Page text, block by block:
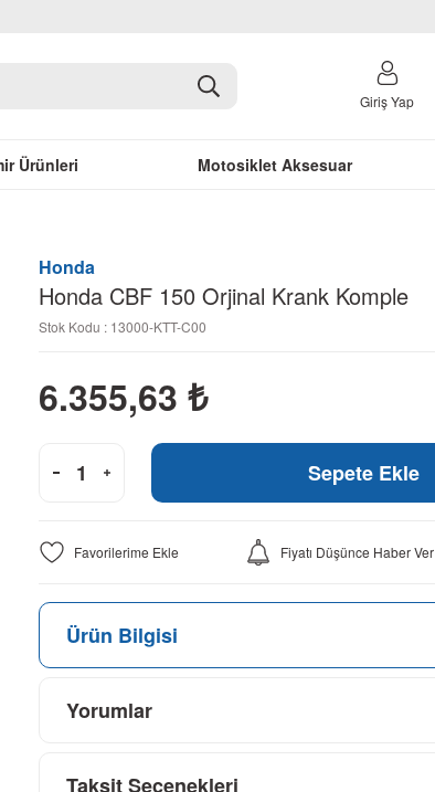
Giriş Yap
Ürünleri Motosiklet Aksesuar
Honda
Honda CBF 150 Orjinal Krank Komple
Stok Kodu : 13000-KTT-C00
6.355,63 ₺
Sepete Ekle
Fiyatı Düşünce Haber Ver
Ürün Bilgisi
Yorumlar
Taksit Seçenekleri